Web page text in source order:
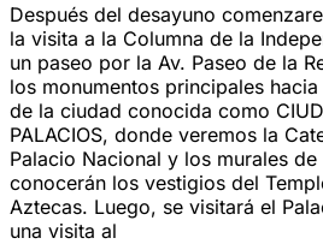
Después del desayuno
la visita a la Columna de la
un paseo por la Av. Paseo de la
los monumentos principales
de la ciudad conocida como
PALACIOS, donde veremos la
Palacio Nacional y los murales de
conocerán los vestigios del
Aztecas. Luego, se visitará el
una visita al